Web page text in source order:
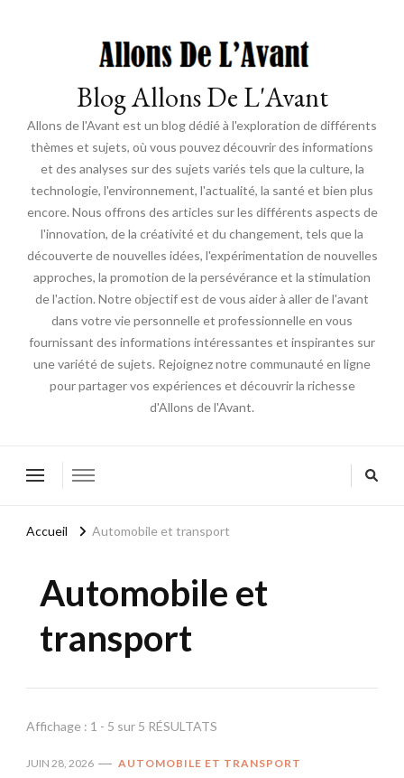
Blog Allons De L'Avant
Allons de l'Avant est un blog dédié à l'exploration de différents
thèmes et sujets, où vous pouvez découvrir des informations
et des analyses sur des sujets variés tels que la culture, la
technologie, l'environnement, l'actualité, la santé et bien plus
encore. Nous offrons des articles sur les différents aspects de
l'innovation, de la créativité et du changement, tels que la
découverte de nouvelles idées, l'expérimentation de nouvelles
approches, la promotion de la persévérance et la stimulation
de l'action. Notre objectif est de vous aider à aller de l'avant
dans votre vie personnelle et professionnelle en vous
fournissant des informations intéressantes et inspirantes sur
une variété de sujets. Rejoignez notre communauté en ligne
pour partager vos expériences et découvrir la richesse
d'Allons de l'Avant.
Accueil Automobile et transport
Automobile et
transport
Affichage : 1 - 5 sur 5 RÉSULTATS
JUIN 28, 2026 AUTOMOBILE ET TRANSPORT